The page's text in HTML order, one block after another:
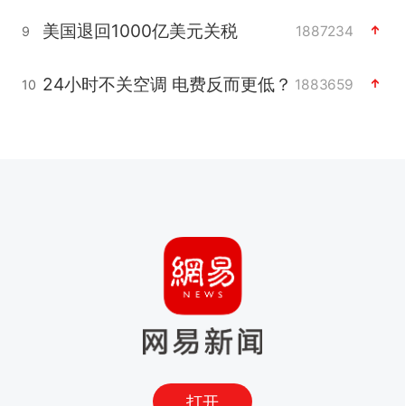
9 美国退回1000亿美元关税 1887234
10 24小时不关空调 电费反而更低？ 1883659
打开